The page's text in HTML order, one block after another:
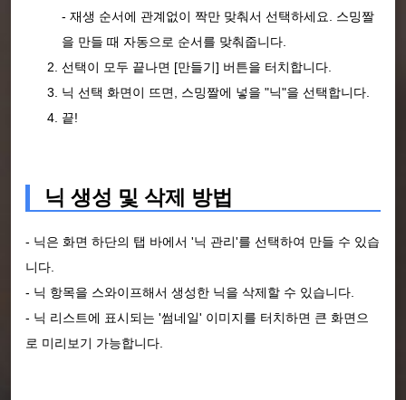
- 재생 순서에 관계없이 짝만 맞춰서 선택하세요. 스밍짤
을 만들 때 자동으로 순서를 맞춰줍니다.
선택이 모두 끝나면 [만들기] 버튼을 터치합니다.
닉 선택 화면이 뜨면, 스밍짤에 넣을 "닉"을 선택합니다.
끝!
닉 생성 및 삭제 방법
- 닉은 화면 하단의 탭 바에서 '닉 관리'를 선택하여 만들 수 있습
니다.
- 닉 항목을 스와이프해서 생성한 닉을 삭제할 수 있습니다.
- 닉 리스트에 표시되는 '썸네일' 이미지를 터치하면 큰 화면으
로 미리보기 가능합니다.